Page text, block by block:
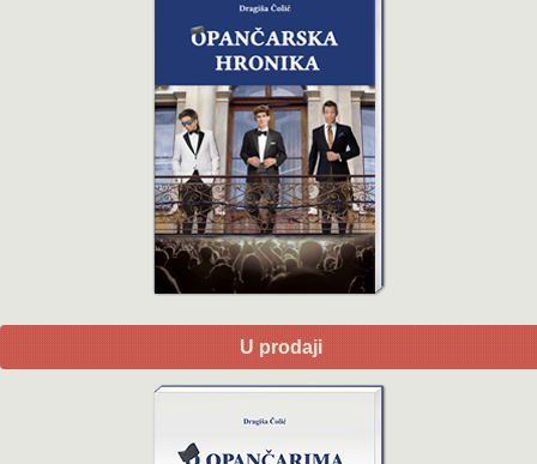
U prodaji